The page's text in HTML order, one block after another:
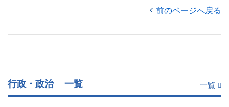
前のページへ戻る
行政・政治 一覧 一覧